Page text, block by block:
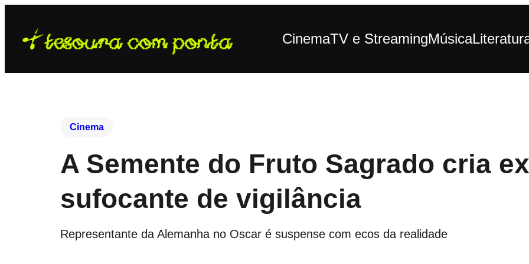
CinemaTV e StreamingMúsica
Cinema
A Semente do Fruto Sagrado cria
sufocante de vigilância
Representante da Alemanha no Oscar é suspense com ecos da realidade